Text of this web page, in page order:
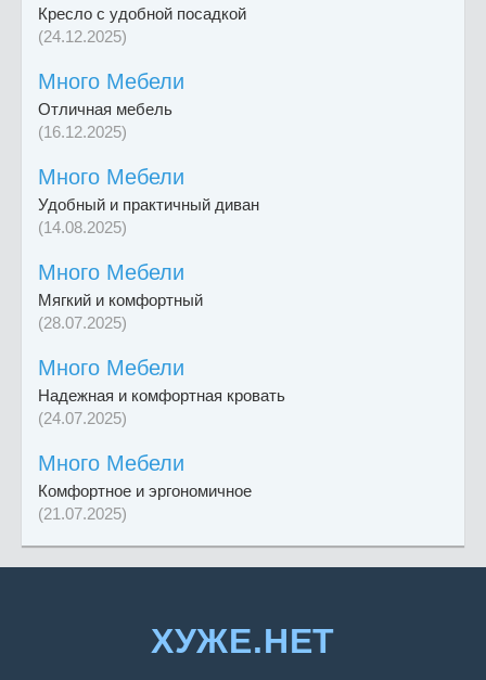
Кресло с удобной посадкой
(24.12.2025)
Много Мебели
Отличная мебель
(16.12.2025)
Много Мебели
Удобный и практичный диван
(14.08.2025)
Много Мебели
Мягкий и комфортный
(28.07.2025)
Много Мебели
Надежная и комфортная кровать
(24.07.2025)
Много Мебели
Комфортное и эргономичное
(21.07.2025)
ХУЖЕ.НЕТ